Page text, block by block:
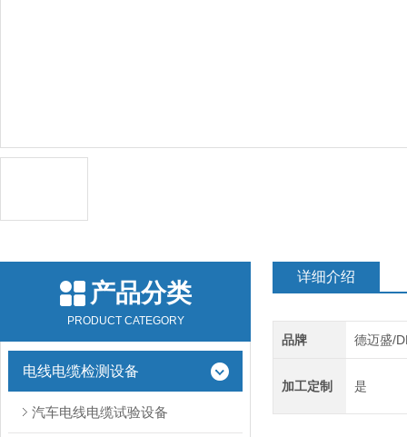
产品分类
PRODUCT CATEGORY
电线电缆检测设备
汽车电线电缆试验设备
详细介绍
品牌 德迈盛/
加工定制 是